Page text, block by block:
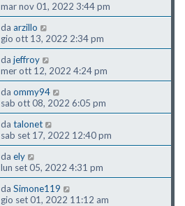
mar nov 01, 2022 3:44 pm
da arzillo
gio ott 13, 2022 2:34 pm
da jeffroy
mer ott 12, 2022 4:24 pm
da ommy94
sab ott 08, 2022 6:05 pm
da talonet
sab set 17, 2022 12:40 pm
da ely
lun set 05, 2022 4:31 pm
da Simone119
gio set 01, 2022 11:12 am